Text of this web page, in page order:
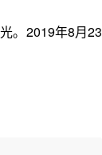
。2019年8月23